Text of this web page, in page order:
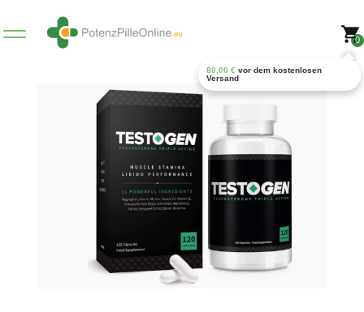
0
80,00 € vor dem kostenlosen
Versand